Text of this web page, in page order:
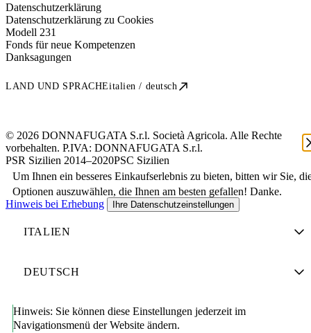
Datenschutzerklärung
Datenschutzerklärung zu Cookies
Modell 231
Fonds für neue Kompetenzen
Danksagungen
LAND UND SPRACHEitalien / deutsch
© 2026 DONNAFUGATA S.r.l. Società Agricola. Alle Rechte
vorbehalten. P.IVA: DONNAFUGATA S.r.l.
PSR Sizilien 2014–2020PSC Sizilien
Um Ihnen ein besseres Einkaufserlebnis zu bieten, bitten wir Sie,
Optionen auszuwählen, die Ihnen am besten gefallen! Danke.
Hinweis: Sie können diese Einstellungen jederzeit im
Navigationsmenü der Website ändern.
Hinweis bei Erhebung Ihre Datenschutzeinstellungen